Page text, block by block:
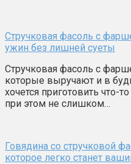
Стручковая фасоль с
ужин без лишней суеты
Стручковая фасоль с
которые выручают и в
хочется приготовить
при этом не слишком…
Говядина со стручковой
которое легко станет